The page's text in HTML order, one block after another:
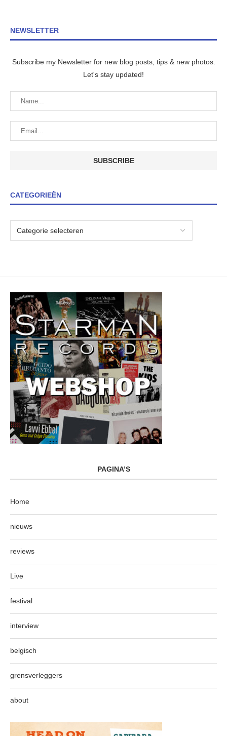
NEWSLETTER
Subscribe my Newsletter for new blog posts, tips & new photos.
Let's stay updated!
CATEGORIEËN
PAGINA’S
Home
nieuws
reviews
Live
festival
interview
belgisch
grensverleggers
about